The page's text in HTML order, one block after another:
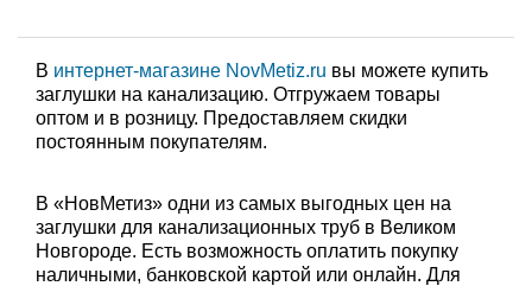
В интернет-магазине NovMetiz.ru вы можете купить
заглушки на канализацию. Отгружаем товары
оптом и в розницу. Предоставляем скидки
постоянным покупателям.
В «НовМетиз» одни из самых выгодных цен на
заглушки для канализационных труб в Великом
Новгороде. Есть возможность оплатить покупку
наличными, банковской картой или онлайн. Для